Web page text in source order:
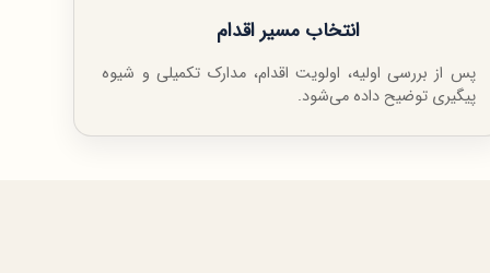
انتخاب مسیر اقدام
پس از بررسی اولیه، اولویت اقدام، مدارک تکمیلی و شیوه
پیگیری توضیح داده می‌شود.